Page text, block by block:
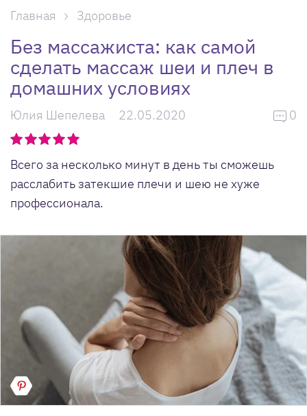
Главная Здоровье
Без массажиста: как самой
сделать массаж шеи и плеч в
домашних условиях
Юлия Шепелева 22.05.2020 0
Всего за несколько минут в день ты сможешь
расслабить затекшие плечи и шею не хуже
профессионала.